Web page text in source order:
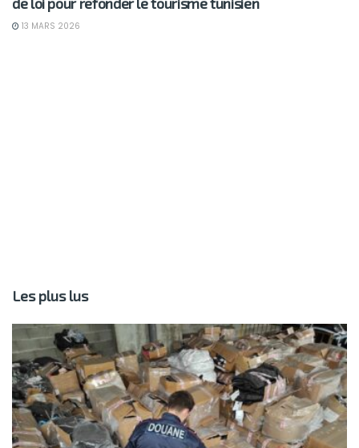
13 MARS 2026
Les plus lus